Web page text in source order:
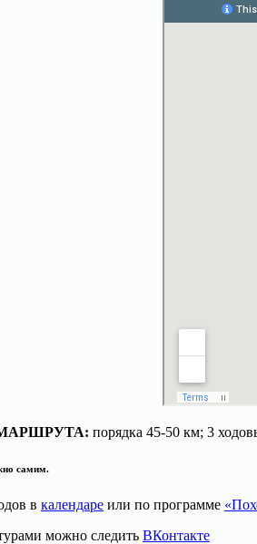
порядка 45-50 км; 3
самим.
в календаре или по программе
можно следить ВКонтакте